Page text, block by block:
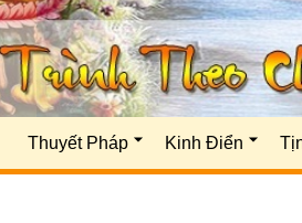
Thuyết Pháp Kinh Điển